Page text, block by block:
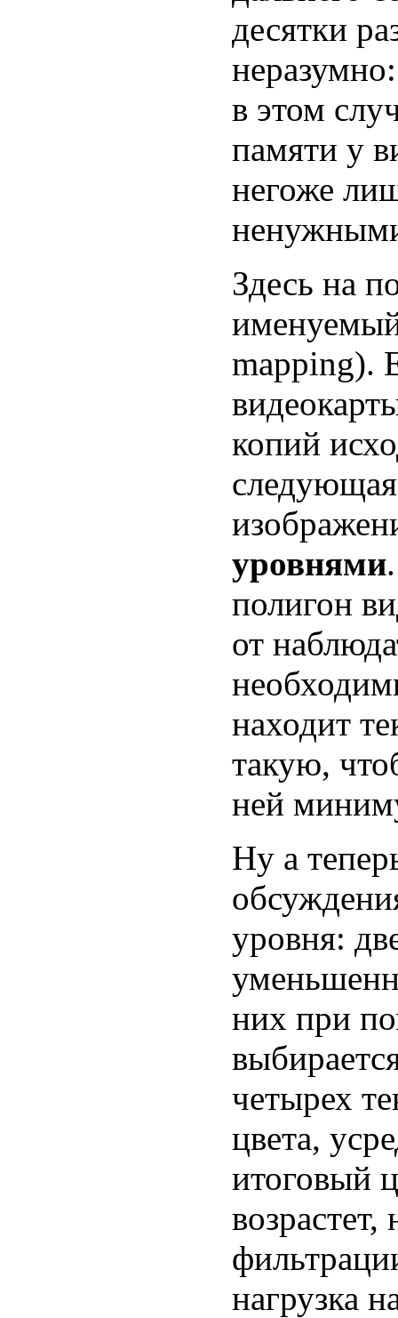
десятки
в этом
памяти у
негоже
Здесь на
mapping).
копий
уровнями
полигон
от
находит
такую,
ней
Ну а
уровня:
них при
четырех
цвета,
итоговый
нагрузка